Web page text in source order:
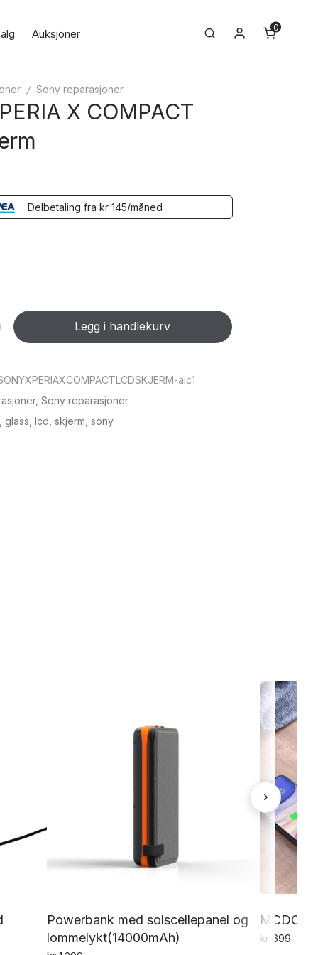
Auksjoner Search Min konto
0
/ Sony reparasjoner
X COMPACT
Delbetaling frakr 145/måned
Legg i handlekurv
aic1
, Sony reparasjoner
glass lcd skjerm sony
Powerbank med solscellepanel og
lommelykt(14000mAh)
kr 699
›